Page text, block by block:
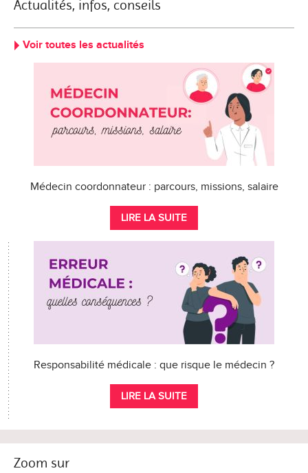
Actualités, infos, conseils
Voir toutes les actualités
Médecin coordonnateur : parcours, missions, salaire
LIRE LA SUITE
Responsabilité médicale : que risque le médecin ?
LIRE LA SUITE
Zoom sur